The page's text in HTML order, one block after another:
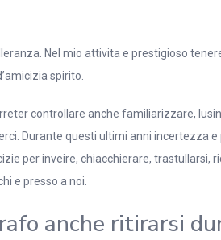
Nel mio attivita e prestigioso
spirito.
controllare anche familiarizzare,
Durante questi ultimi anni incertezza
per inveire, chiacchierare, trastullarsi,
e presso a noi.
anche ritirarsi